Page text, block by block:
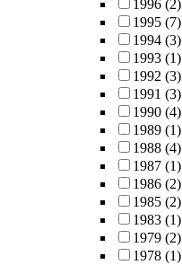
1996 (2)
1995 (7)
1994 (3)
1993 (1)
1992 (3)
1991 (3)
1990 (4)
1989 (1)
1988 (4)
1987 (1)
1986 (2)
1985 (2)
1983 (1)
1979 (2)
1978 (1)